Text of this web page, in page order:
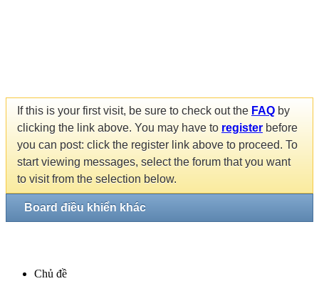
If this is your first visit, be sure to check out the FAQ by
clicking the link above. You may have to register before
you can post: click the register link above to proceed. To
start viewing messages, select the forum that you want
to visit from the selection below.
Board điều khiển khác
Chủ đề